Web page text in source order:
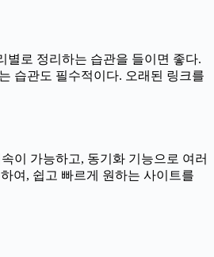
별로 정리하는 습관을 들이면 좋다.
습관도 필수적이다. 오래된 링크를
이 가능하고, 동기화 기능으로 여러
여, 쉽고 빠르게 원하는 사이트를